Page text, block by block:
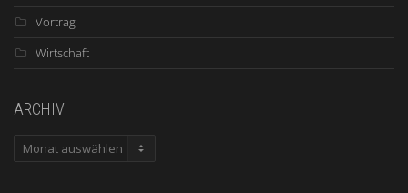
Vortrag
Wirtschaft
ARCHIV
ARCHIV